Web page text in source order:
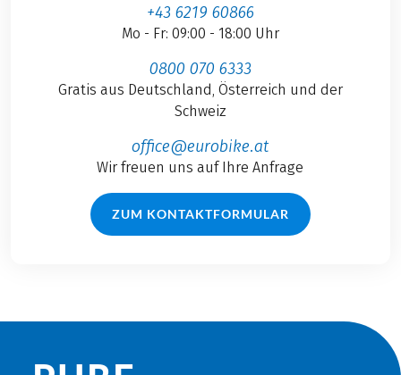
+43 6219 60866
Mo - Fr: 09:00 - 18:00 Uhr
0800 070 6333
Gratis aus Deutschland, Österreich und der
Schweiz
office@eurobike.at
Wir freuen uns auf Ihre Anfrage
ZUM KONTAKTFORMULAR